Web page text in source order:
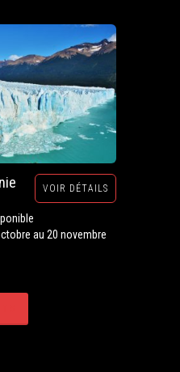
VOIR DÉTAILS
au 20 novembre